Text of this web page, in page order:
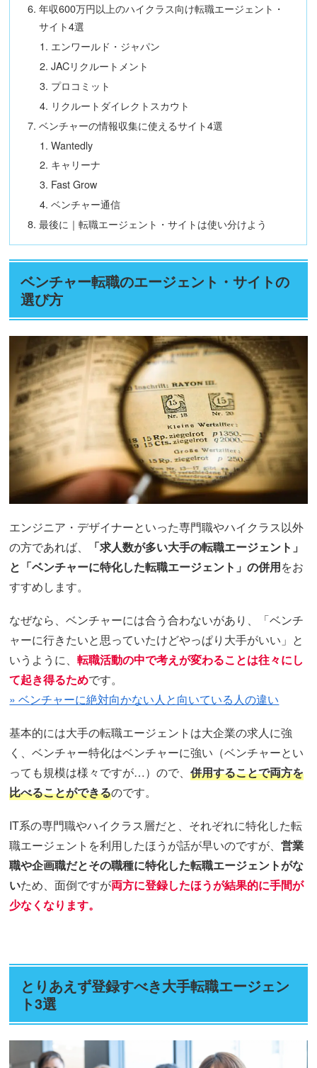
年収600万円以上のハイクラス向け転職エージェント・
サイト4選
エンワールド・ジャパン
JACリクルートメント
プロコミット
リクルートダイレクトスカウト
ベンチャーの情報収集に使えるサイト4選
Wantedly
キャリーナ
Fast Grow
ベンチャー通信
最後に｜転職エージェント・サイトは使い分けよう
ベンチャー転職のエージェント・サイトの
選び方
エンジニア・デザイナーといった専門職やハイクラス以外
の方であれば、
「求人数が多い大手の転職エージェント」
と「ベンチャーに特化した転職エージェント」の併用をお
すすめします。
なぜなら、ベンチャーには合う合わないがあり、「ベンチ
ャーに行きたいと思っていたけどやっぱり大手がいい」と
いうように、転職活動の中で考えが変わることは往々にし
て起き得るためです。
» ベンチャーに絶対向かない人と向いている人の違い
基本的には大手の転職エージェントは大企業の求人に強
く、ベンチャー特化はベンチャーに強い（ベンチャーとい
っても規模は様々ですが…）ので、併用することで両方を
比べることができるのです。
IT系の専門職やハイクラス層だと、それぞれに特化した転
職エージェントを利用したほうが話が早いのですが、営業
職や企画職だとその職種に特化した転職エージェントがな
いため、面倒ですが両方に登録したほうが結果的に手間が
少なくなります。
とりあえず登録すべき大手転職エージェン
ト3選